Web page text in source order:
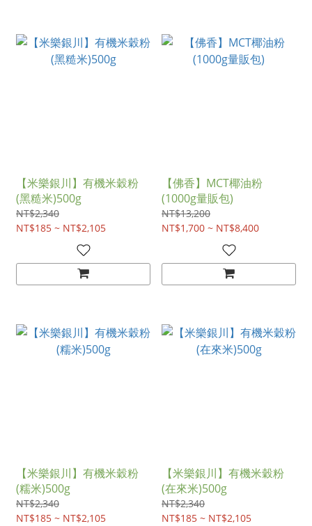
【米樂銀川】有機米穀粉
(黑糙米)500g
NT$2,340
NT$185 ~ NT$2,105
【佛香】MCT椰油粉
(1000g量販包)
NT$13,200
NT$1,700 ~ NT$8,400
【米樂銀川】有機米穀粉
(糯米)500g
NT$2,340
NT$185 ~ NT$2,105
【米樂銀川】有機米穀粉
(在來米)500g
NT$2,340
NT$185 ~ NT$2,105